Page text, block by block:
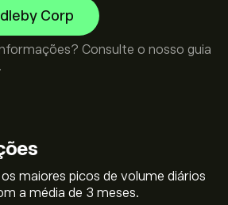
maiores picos de volume diários
a média de 3 meses.
Corp
Consulte o nosso guia
.